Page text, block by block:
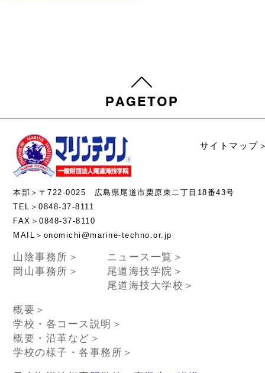
サイトマップ
本部＞〒722-0025 広島県尾道市栗原東二丁目18番43号
TEL＞0848-37-8111
FAX＞0848-37-8110
MAIL＞onomichi@marine-techno.or.jp
山陰事務所＞
岡山事務所＞
ニュース一覧＞
尾道海技学院＞
尾道海技大学校＞
概要＞
学校・各コース説明＞
概要・沿革など＞
学校の様子・各事務所＞